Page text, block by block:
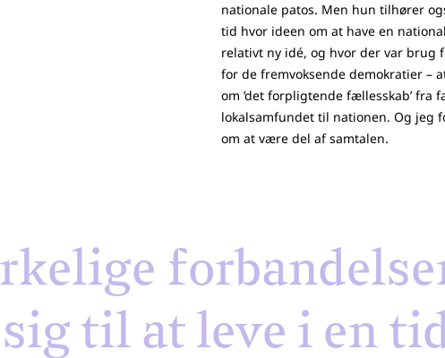
nationale patos. Men hun tilhører
tid hvor ideen om at have en
relativt ny idé, og hvor der var brug
for de fremvoksende demokratier –
om ’det forpligtende fællesskab’ fra
lokalsamfundet til nationen. Og jeg
om at være del af samtalen.
til at leve i en